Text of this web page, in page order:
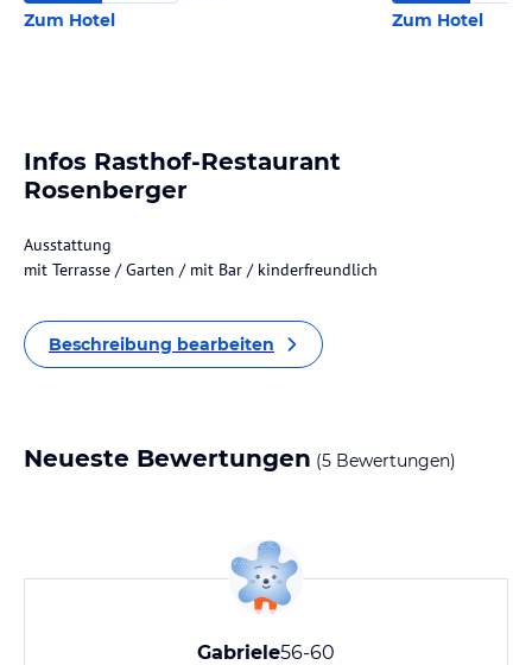
Zum Hotel Zum Hotel
Infos Rasthof-Restaurant
Rosenberger
Ausstattung
mit Terrasse / Garten / mit Bar / kinderfreundlich
Beschreibung bearbeiten
Neueste Bewertungen (5 Bewertungen)
Gabriele56-60